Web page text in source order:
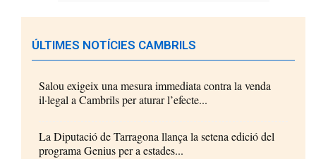
ÚLTIMES NOTÍCIES CAMBRILS
Salou exigeix una mesura immediata contra la venda
il·legal a Cambrils per aturar l’efecte...
La Diputació de Tarragona llança la setena edició del
programa Genius per a estades...